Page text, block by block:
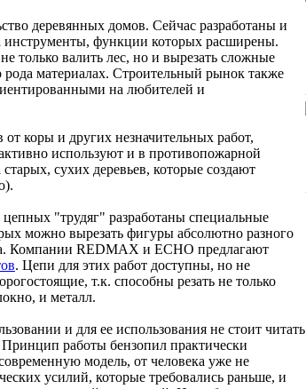
деревянных домов. Сейчас разработаны и
инструменты, функции которых расширены.
только валить лес, но и вырезать сложные
материалах. Строительный рынок также
на любителей и
коры и других незначительных работ,
используют и в противопожарной
сухих деревьев, которые создают
"трудяг" разработаны специальные
можно вырезать фигуры абсолютно разного
Компании REDMAX и ECHO предлагают
. Цепи для этих работ доступны, но не
т.к. способны резать не только
и металл.
и для ее использования не стоит читать
работы бензопил практически
модель, от человека уже не
усилий, которые требовались раньше, и